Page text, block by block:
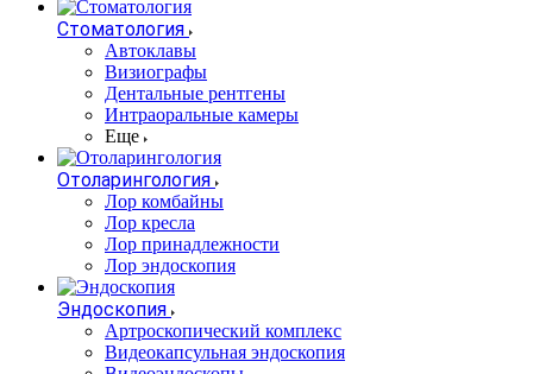
Стоматология
Автоклавы
Визиографы
Дентальные рентгены
Интраоральные камеры
Еще
Отоларингология
Лор комбайны
Лор кресла
Лор принадлежности
Лор эндоскопия
Эндоскопия
Артроскопический комплекс
Видеокапсульная эндоскопия